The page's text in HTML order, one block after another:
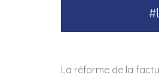
La réforme de la